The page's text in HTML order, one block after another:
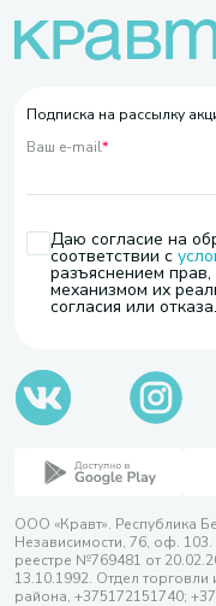
Подписка на рассылку
Ваш e-mail*
Даю согласие на
соответствии с
разъяснением
механизмом их
согласия или отказа.
ООО «Кравт». Республика
Независимости, 76, оф.
реестре №769481 от
13.10.1992. Отдел торговли
района, +375172151740;